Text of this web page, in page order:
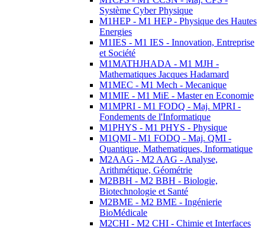
Système Cyber Physique
M1HEP - M1 HEP - Physique des Hautes
Energies
M1IES - M1 IES - Innovation, Entreprise
et Société
M1MATHJHADA - M1 MJH -
Mathematiques Jacques Hadamard
M1MEC - M1 Mech - Mecanique
M1MIE - M1 MiE - Master en Economie
M1MPRI - M1 FODQ - Maj. MPRI -
Fondements de l'Informatique
M1PHYS - M1 PHYS - Physique
M1QMI - M1 FODQ - Maj. QMI -
Quantique, Mathematiques, Informatique
M2AAG - M2 AAG - Analyse,
Arithmétique, Géométrie
M2BBH - M2 BBH - Biologie,
Biotechnologie et Santé
M2BME - M2 BME - Ingénierie
BioMédicale
M2CHI - M2 CHI - Chimie et Interfaces